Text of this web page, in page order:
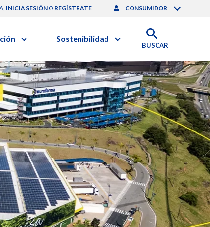
INICIA SESIÓNO REGÍSTRATE CONSUMIDOR
Clínica
y Desarrollo
de Salud | EurON Pro
Sostenibilidad
Corporativo
de Sostenibilidad
Compartida
Financiero
BUSCAR